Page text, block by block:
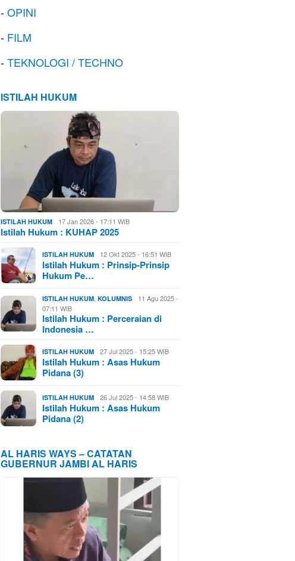
-OPINI
- FILM
-TEKNOLOGI / TECHNO
ISTILAH HUKUM
ISTILAH HUKUM 17 Jan 2026 - 17:11 WIB
Istilah Hukum : KUHAP 2025
ISTILAH HUKUM 12 Okt 2025 - 16:51 WIB
Istilah Hukum : Prinsip-Prinsip
Hukum Pe…
ISTILAH HUKUM ,KOLUMNIS
11 Agu 2025 -
07:11 WIB
Istilah Hukum : Perceraian di
Indonesia …
ISTILAH HUKUM 27 Jul 2025 - 15:25 WIB
Istilah Hukum : Asas Hukum
Pidana (3)
ISTILAH HUKUM 26 Jul 2025 - 14:58 WIB
Istilah Hukum : Asas Hukum
Pidana (2)
AL HARIS WAYS – CATATAN
GUBERNUR JAMBI AL HARIS